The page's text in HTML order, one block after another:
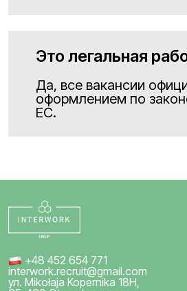
Это легальная
Да, все вакансии
оформлением по
ЕС.
+48 452 654 771
interwork.recruit@gmail.com
ул. Mikołaja Kopernika 18H,